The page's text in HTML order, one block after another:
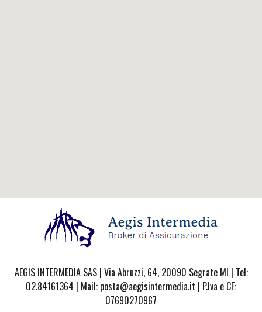
AEGIS INTERMEDIA SAS | Via Abruzzi, 64, 20090 Segrate MI | Tel:
02.84161364 | Mail: posta@aegisintermedia.it | P.Iva e CF:
07690270967